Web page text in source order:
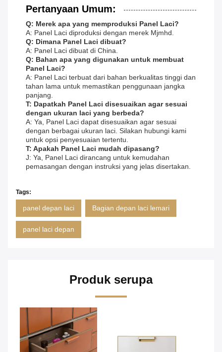
Pertanyaan Umum:
Q: Merek apa yang memproduksi Panel Laci?
A: Panel Laci diproduksi dengan merek Mjmhd.
Q: Dimana Panel Laci dibuat?
A: Panel Laci dibuat di China.
Q: Bahan apa yang digunakan untuk membuat
Panel Laci?
A: Panel Laci terbuat dari bahan berkualitas tinggi dan
tahan lama untuk memastikan penggunaan jangka
panjang.
T: Dapatkah Panel Laci disesuaikan agar sesuai
dengan ukuran laci yang berbeda?
A: Ya, Panel Laci dapat disesuaikan agar sesuai
dengan berbagai ukuran laci. Silakan hubungi kami
untuk opsi penyesuaian tertentu.
T: Apakah Panel Laci mudah dipasang?
J: Ya, Panel Laci dirancang untuk kemudahan
pemasangan dengan instruksi yang jelas disertakan.
Tags:
panel depan laci Bagian depan laci lemari
panel laci depan
Produk serupa